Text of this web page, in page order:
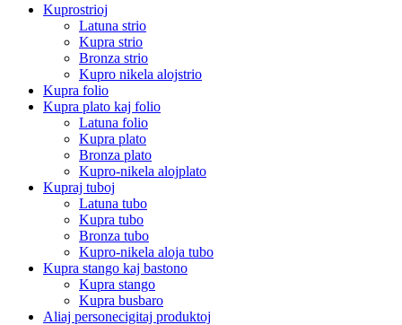
Kuprostrioj
Latuna strio
Kupra strio
Bronza strio
Kupro nikela alojstrio
Kupra folio
Kupra plato kaj folio
Latuna folio
Kupra plato
Bronza plato
Kupro-nikela alojplato
Kupraj tuboj
Latuna tubo
Kupra tubo
Bronza tubo
Kupro-nikela aloja tubo
Kupra stango kaj bastono
Kupra stango
Kupra busbaro
Aliaj personecigitaj produktoj